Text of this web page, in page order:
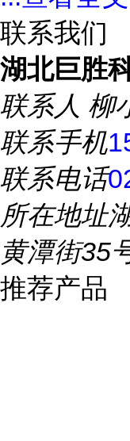
联系我们
湖北巨胜
联系人 柳
联系手机
联系电话
所在地址
黄潭街35
推荐产品